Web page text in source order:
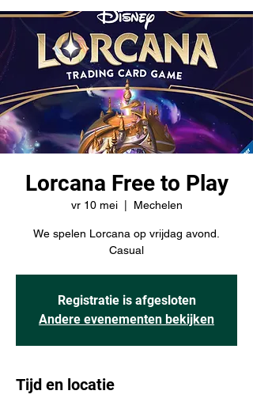
Lorcana Free to Play
vr 10 mei
  |
Mechelen
We spelen Lorcana op vrijdag avond.
Casual
Registratie is afgesloten
Andere evenementen bekijken
Tijd en locatie